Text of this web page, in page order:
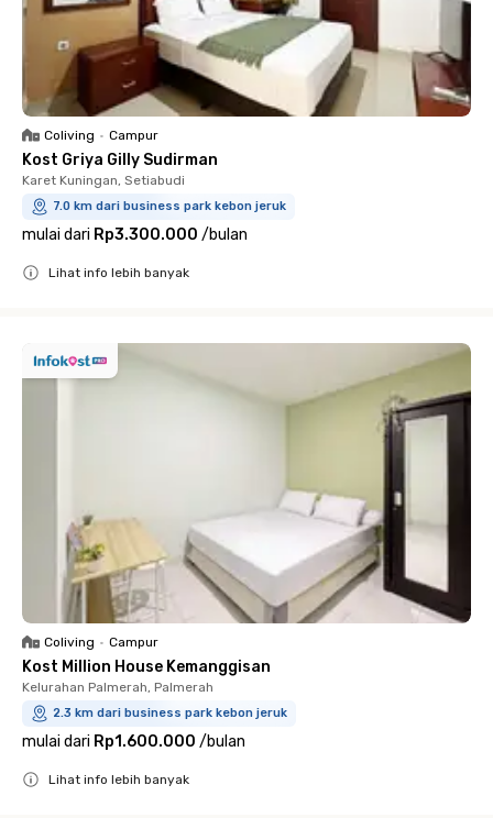
Coliving • Campur
Kost Griya Gilly Sudirman
Karet Kuningan, Setiabudi
7.0 km dari business park kebon jeruk
mulai dari Rp3.300.000 /bulan
Lihat info lebih banyak
Coliving • Campur
Kost Million House Kemanggisan
Kelurahan Palmerah, Palmerah
2.3 km dari business park kebon jeruk
mulai dari Rp1.600.000 /bulan
Lihat info lebih banyak